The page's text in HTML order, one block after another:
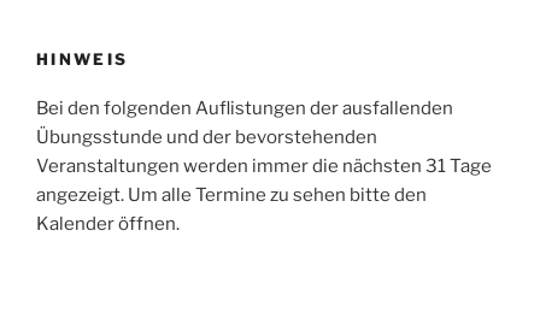
HINWEIS
Bei den folgenden Auflistungen der ausfallenden
Übungsstunde und der bevorstehenden
Veranstaltungen werden immer die nächsten 31 Tage
angezeigt. Um alle Termine zu sehen bitte den
Kalender öffnen.